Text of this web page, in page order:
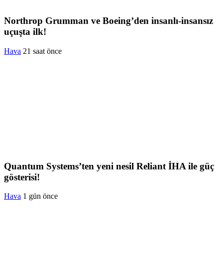
Northrop Grumman ve Boeing’den insanlı-insansız
uçuşta ilk!
Hava 21 saat önce
Quantum Systems’ten yeni nesil Reliant İHA ile güç
gösterisi!
Hava 1 gün önce